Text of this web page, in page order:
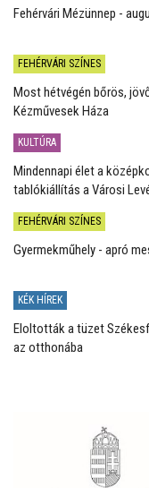
Fehérvári Mézünnep -
FEHÉRVÁRI SZÍNES
Most hétvégén bőrös,
Kézművesek Háza
KULTÚRA
Mindennapi élet a
tablókiállítás a Városi
FEHÉRVÁRI SZÍNES
Gyermekműhely - apró
KÉK HÍREK
Eloltották a tüzet
az otthonába